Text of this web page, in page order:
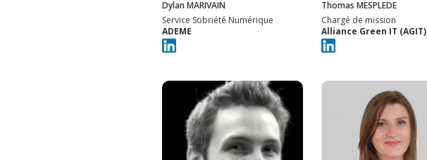
Dylan MARIVAIN
Service Sobriété Numérique
ADEME
Thomas MESPLEDE
Chargé de mission
Alliance Green IT (AGIT)